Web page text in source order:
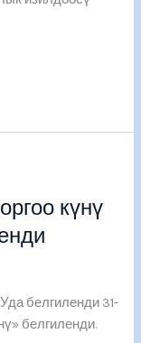
күнү
белгиленди 31-
белгиленди.